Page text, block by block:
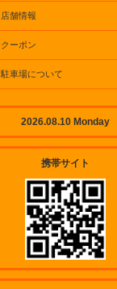
店舗情報
クーポン
駐車場について
2026.08.10 Monday
携帯サイト